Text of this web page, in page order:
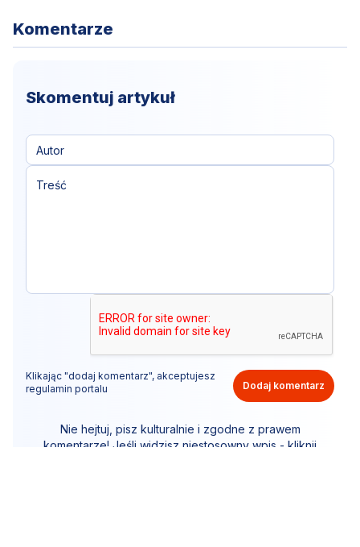
Komentarze
Skomentuj artykuł
Klikając "dodaj komentarz", akceptujesz
regulamin portalu
Dodaj komentarz
Nie hejtuj, pisz kulturalnie i zgodne z prawem
komentarze! Jeśli widzisz niestosowny wpis - kliknij